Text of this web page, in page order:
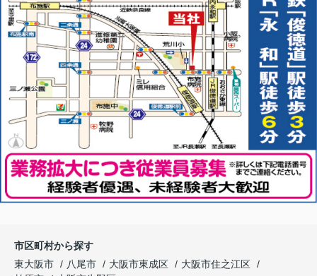
市区町村から探す
東大阪市
八尾市 大阪市東成区
大阪市住之江区